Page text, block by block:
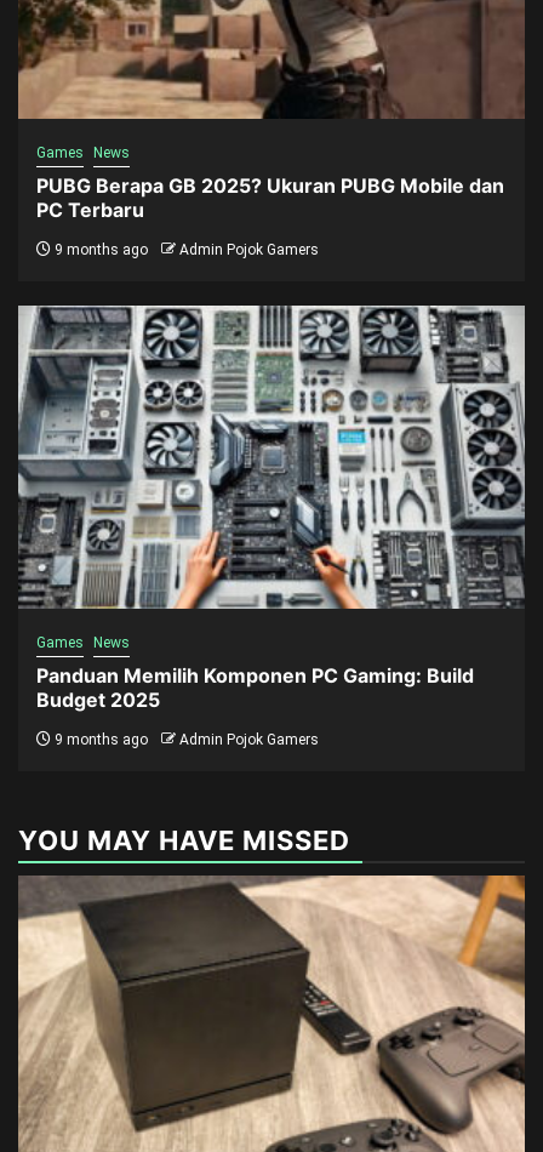
Games News
PUBG Berapa GB 2025? Ukuran PUBG Mobile dan
PC Terbaru
9 months ago Admin Pojok Gamers
Games News
Panduan Memilih Komponen PC Gaming: Build
Budget 2025
9 months ago Admin Pojok Gamers
YOU MAY HAVE MISSED